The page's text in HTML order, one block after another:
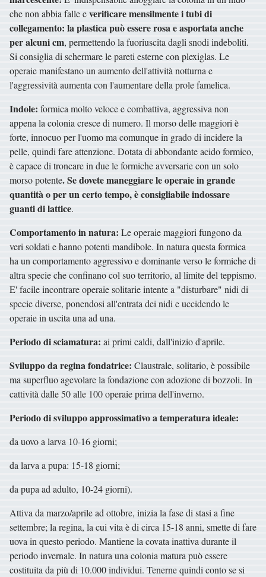
che non abbia falle everificare mensilmente i tubi di
collegamento: la plastica può essere rosa e asportata anche
per alcuni cm, permettendo la fuoriuscita dagli snodi indeboliti.
Si consiglia di schermare le pareti esterne con plexiglas. Le
operaie manifestano un aumento dell'attività notturna e
l'aggressività aumenta con l'aumentare della prole famelica.
Indole: formica molto veloce e combattiva, aggressiva non
appena la colonia cresce di numero. Il morso delle maggiori è
forte, innocuo per l'uomo ma comunque in grado di incidere la
pelle, quindi fare attenzione. Dotata di abbondante acido formico,
è capace di troncare in due le formiche avversarie con un solo
morso potente. Se dovete maneggiare le operaie in grande
quantità o per un certo tempo, è consigliabile indossare
guanti di lattice.
Comportamento in natura: Le operaie maggiori fungono da
veri soldati e hanno potenti mandibole. In natura questa formica
ha un comportamento aggressivo e dominante verso le formiche di
altra specie che confinano col suo territorio, al limite del teppismo.
E' facile incontrare operaie solitarie intente a "disturbare" nidi di
specie diverse, ponendosi all'entrata dei nidi e uccidendo le
operaie in uscita una ad una.
Periodo di sciamatura: ai primi caldi, dall'inizio d'aprile.
Sviluppo da regina fondatrice: Claustrale, solitario, è possibile
ma superfluo agevolare la fondazione con adozione di bozzoli. In
cattività dalle 50 alle 100 operaie prima dell'inverno.
Periodo di sviluppo approssimativo a temperatura ideale:
da uovo a larva 10-16 giorni;
da larva a pupa: 15-18 giorni;
da pupa ad adulto, 10-24 giorni).
Attiva da marzo/aprile ad ottobre, inizia la fase di stasi a fine
settembre; la regina, la cui vita è di circa 15-18 anni, smette di fare
uova in questo periodo. Mantiene la covata inattiva durante il
periodo invernale. In natura una colonia matura può essere
costituita da più di 10.000 individui. Tenerne quindi conto se si